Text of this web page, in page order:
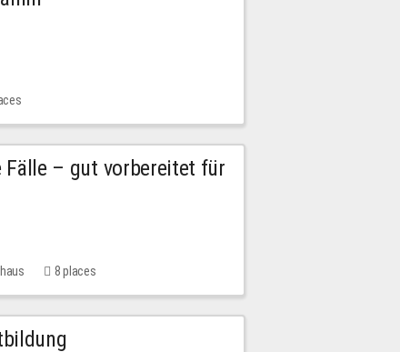
Fälle – gut vorbereitet für
8 places